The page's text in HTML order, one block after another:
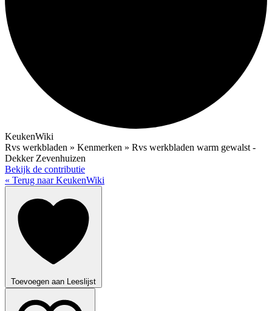
KeukenWiki
Rvs werkbladen » Kenmerken » Rvs werkbladen warm gewalst -
Dekker Zevenhuizen
Bekijk de contributie
« Terug naar KeukenWiki
Toevoegen aan Leeslijst